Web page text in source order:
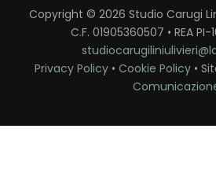
Copyright © 2026 Studio Carugi
C.F. 01905360507 • REA PI-
Privacy Policy • Cookie Policy •